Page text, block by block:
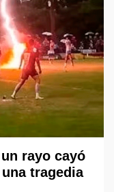
rayo cayó
tragedia